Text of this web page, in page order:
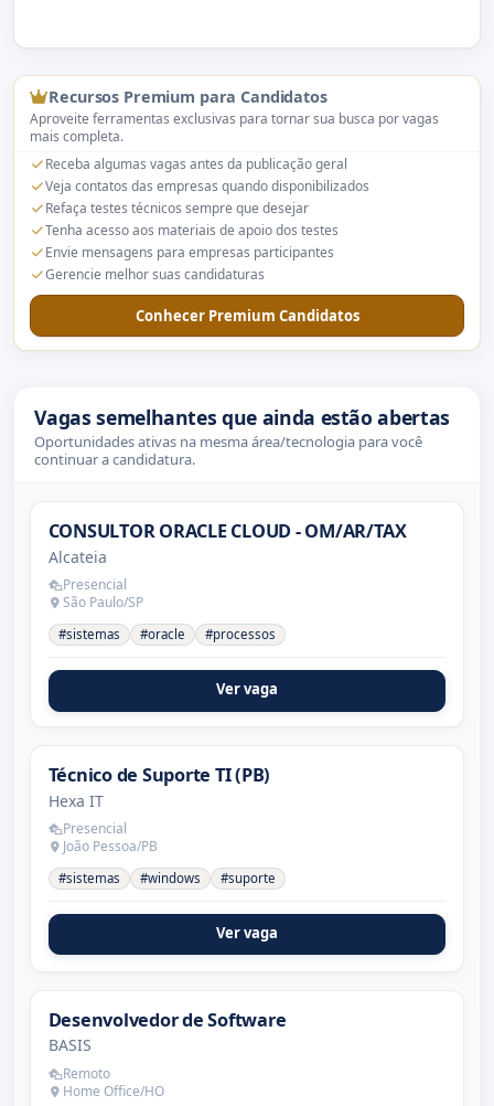
Recursos Premium para Candidatos
Aproveite ferramentas exclusivas para tornar sua busca por vagas
mais completa.
Receba algumas vagas antes da publicação geral
Veja contatos das empresas quando disponibilizados
Refaça testes técnicos sempre que desejar
Tenha acesso aos materiais de apoio dos testes
Envie mensagens para empresas participantes
Gerencie melhor suas candidaturas
Conhecer Premium Candidatos
Vagas semelhantes que ainda estão abertas
Oportunidades ativas na mesma área/tecnologia para você
continuar a candidatura.
CONSULTOR ORACLE CLOUD - OM/AR/TAX
Alcateia
Presencial
São Paulo/SP
#sistemas #oracle #processos
Ver vaga
Técnico de Suporte TI (PB)
Hexa IT
Presencial
João Pessoa/PB
#sistemas #windows #suporte
Ver vaga
Desenvolvedor de Software
BASIS
Remoto
Home Office/HO